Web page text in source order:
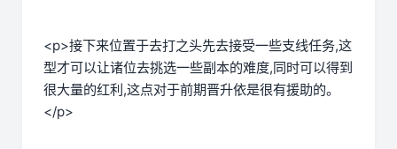
<p>接下来位置于去打之头先去接受一些支线任务,这
型才可以让诸位去挑选一些副本的难度,同时可以得到
很大量的红利,这点对于前期晋升依是很有援助的。
</p>